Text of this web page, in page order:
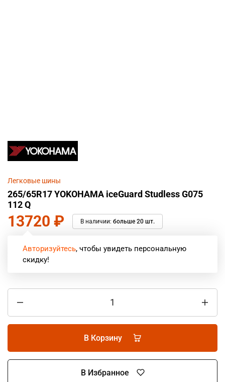
Легковые шины
265/65R17 YOKOHAMA iceGuard Studless G075
112 Q
13720 ₽ В наличии: больше 20 шт.
Авторизуйтесь, чтобы увидеть персональную
скидку!
В Корзину
В Избранное